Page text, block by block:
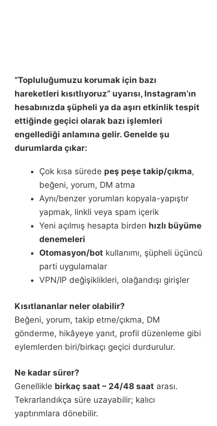
“Topluluğumuzu korumak için bazı
hareketleri kısıtlıyoruz” uyarısı, Instagram’ın
hesabınızda şüpheli ya da aşırı etkinlik tespit
ettiğinde geçici olarak bazı işlemleri
engellediği anlamına gelir. Genelde şu
durumlarda çıkar:
Çok kısa sürede peş peşe takip/çıkma,
beğeni, yorum, DM atma
Aynı/benzer yorumları kopyala-yapıştır
yapmak, linkli veya spam içerik
Yeni açılmış hesapta birden hızlı büyüme
denemeleri
Otomasyon/bot kullanımı, şüpheli üçüncü
parti uygulamalar
VPN/IP değişiklikleri, olağandışı girişler
Kısıtlananlar neler olabilir?
Beğeni, yorum, takip etme/çıkma, DM
gönderme, hikâyeye yanıt, profil düzenleme gibi
eylemlerden biri/birkaçı geçici durdurulur.
Ne kadar sürer?
Genellikle birkaç saat – 24/48 saat arası.
Tekrarlandıkça süre uzayabilir; kalıcı
yaptırımlara dönebilir.